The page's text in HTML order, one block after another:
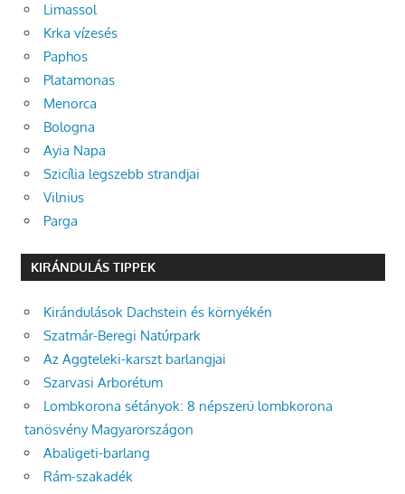
Limassol
Krka vízesés
Paphos
Platamonas
Menorca
Bologna
Ayia Napa
Szicília legszebb strandjai
Vilnius
Parga
KIRÁNDULÁS TIPPEK
Kirándulások Dachstein és környékén
Szatmár-Beregi Natúrpark
Az Aggteleki-karszt barlangjai
Szarvasi Arborétum
Lombkorona sétányok: 8 népszerű lombkorona
tanösvény Magyarországon
Abaligeti-barlang
Rám-szakadék